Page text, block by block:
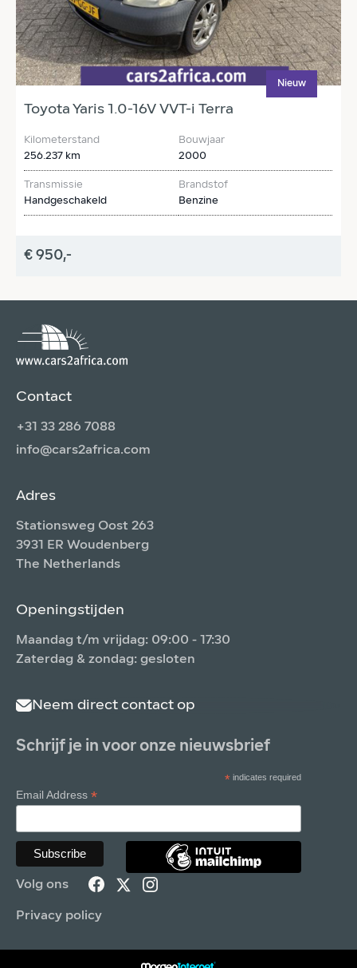
Nieuw
Toyota Yaris 1.0-16V VVT-i Terra
Kilometerstand
256.237 km
Bouwjaar
2000
Transmissie
Handgeschakeld
Brandstof
Benzine
€ 950,-
Contact
+31 33 286 7088
info@cars2africa.com
Adres
Stationsweg Oost 263
3931 ER Woudenberg
The Netherlands
Openingstijden
Maandag t/m vrijdag: 09:00 - 17:30
Zaterdag & zondag: gesloten
Neem direct contact op
Schrijf je in voor onze nieuwsbrief
*indicates required
Email Address*
Volg ons
Privacy policy